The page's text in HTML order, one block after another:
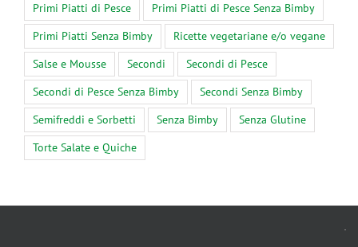
Primi Piatti di Pesce
Primi Piatti di Pesce Senza Bimby
Primi Piatti Senza Bimby
Ricette vegetariane e/o vegane
Salse e Mousse
Secondi
Secondi di Pesce
Secondi di Pesce Senza Bimby
Secondi Senza Bimby
Semifreddi e Sorbetti
Senza Bimby
Senza Glutine
Torte Salate e Quiche